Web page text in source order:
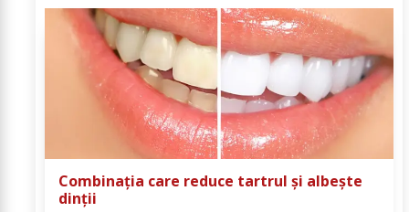
Combinația care reduce tartrul și albește
dinții